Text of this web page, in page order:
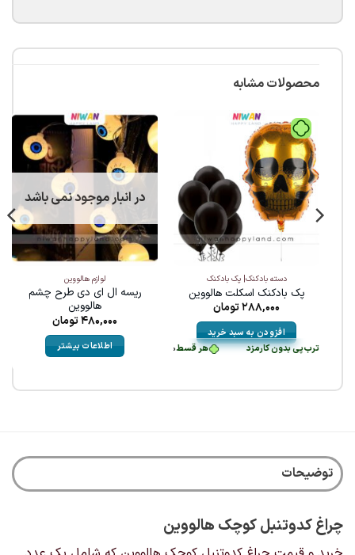
محصولات مشابه
هر قسط72,000 خرید قسطی با ترب‌پی بدون با ترب‌پی بدون کارمزد
دسته بادکنک| پک بادکنک
پک بادکنک اسکلت هالووین
288,000تومان
افزودن به سبد خرید
در انبار موجود نمی باشد
لوازم هالووین
ریسه ال ای دی طرح چشم
هالووین
480,000تومان
اطلاعات بیشتر
توضیحات
چراغ کدوتنبل کوچک هالووین